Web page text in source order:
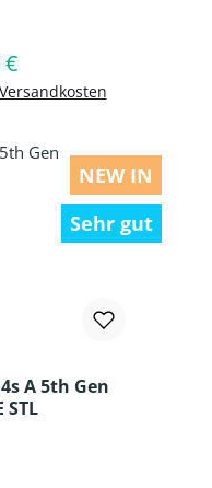
€
NEW IN
Sehr gut
A 5th Gen
STL